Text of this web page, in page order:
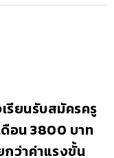
เรียนรับสมัครครู
ดือน 3800 บาท
กว่าค่าแรงขั้น